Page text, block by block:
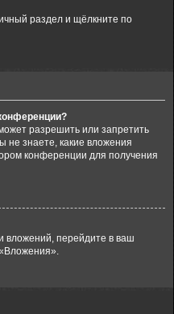
раздел и щёлкните по
разрешить или запретить
знаете, какие вложения
конференции для получения
вложений, перейдите в ваш